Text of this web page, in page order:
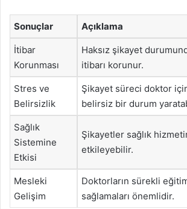
Sonuçlar Açıklama
İtibar
Korunması
Haksız şikayet
itibarı korunur.
Stres ve
Belirsizlik
Şikayet süreci doktor
belirsiz bir durum
Sağlık
Sistemine
Etkisi
Şikayetler sağlık
etkileyebilir.
Mesleki
Gelişim
Doktorların sürekli
sağlamaları önemlidir.